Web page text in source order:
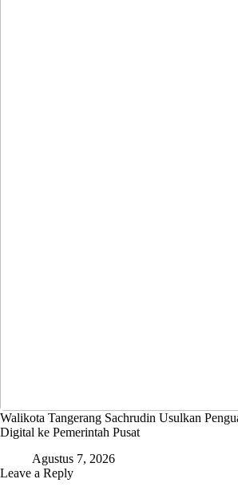
Walikota Tangerang Sachrudin Usulkan
Digital ke Pemerintah Pusat
Agustus 7, 2026
Leave a Reply